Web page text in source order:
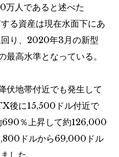
万人であると述べた
る資産は現在水面下にあ
り、2020年3月の新型
最高水準となっている。
伏地帯付近でも発生して
後に15,500ドル付近で
690％上昇して約126,000
ドルから69,000ドル